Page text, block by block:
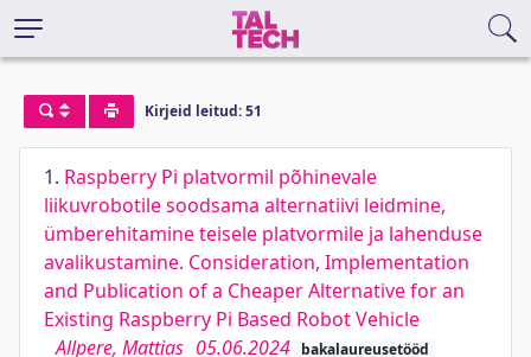
Kirjeid leitud: 51
1. Raspberry Pi platvormil põhinevale
liikuvrobotile soodsama alternatiivi leidmine,
ümberehitamine teisele platvormile ja lahenduse
avalikustamine. Consideration, Implementation
and Publication of a Cheaper Alternative for an
Existing Raspberry Pi Based Robot Vehicle
Allpere, Mattias 05.06.2024 bakalaureusetööd